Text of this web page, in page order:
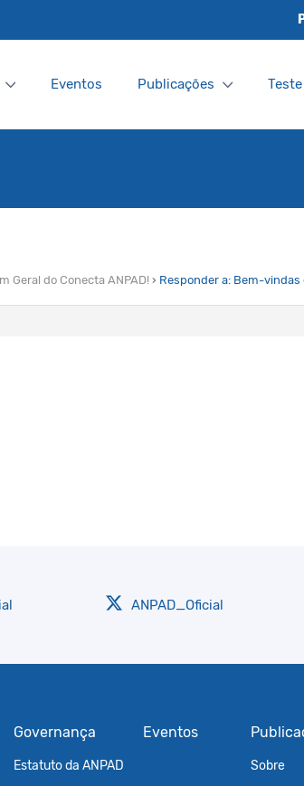
Eventos Publicações
Geral do Conecta ANPAD!› Responder a: Bem-vindas
ANPAD_Oficial
Governança
Estatuto da ANPAD
Eventos
Sobre